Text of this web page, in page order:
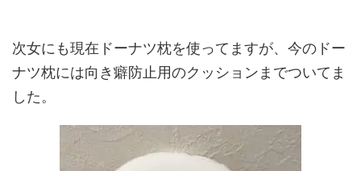
次女にも現在ドーナツ枕を使ってますが、今のドー
ナツ枕には向き癖防止用のクッションまでついてま
した。